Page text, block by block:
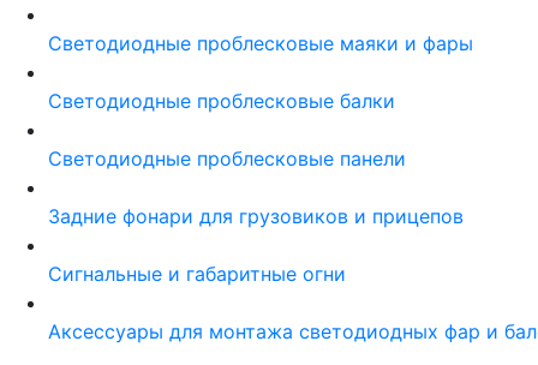
Светодиодные проблесковые маяки и фары
Светодиодные проблесковые балки
Светодиодные проблесковые панели
Задние фонари для грузовиков и прицепов
Сигнальные и габаритные огни
Аксессуары для монтажа светодиодных фар и